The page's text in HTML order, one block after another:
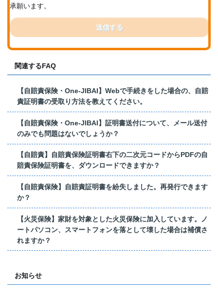
承願います。
送信する
関連するFAQ
【自賠責保険・One-JIBAI】Webで手続きをした場合の、自賠
責証明書の受取り方法を教えてください。
【自賠責保険・One-JIBAI】証明書送付について、メール送付
のみでも問題はないでしょうか？
【自賠責】自賠責保険証明書右下の二次元コードからPDFの自
賠責保険証明書を、ダウンロードできますか？
【自賠責保険】自賠責証明書を紛失しました。再発行できます
か？
【火災保険】家財を対象とした火災保険に加入しています。ノ
ートパソコン、スマートフォンを落として壊した場合は補償さ
れますか？
お知らせ